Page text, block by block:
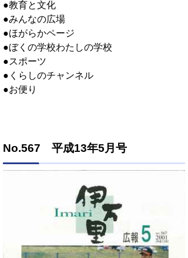
●教育と文化
●みんなの広場
●ほがらかページ
●ぼくの学校わたしの学校
●スポーツ
●くらしのチャンネル
●お便り
No.567 平成13年5月号